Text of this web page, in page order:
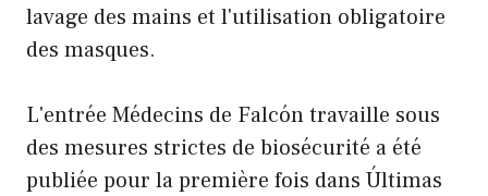
lavage des mains et l'utilisation obligatoire
des masques.
L'entrée Médecins de Falcón travaille sous
des mesures strictes de biosécurité a été
publiée pour la première fois dans Últimas